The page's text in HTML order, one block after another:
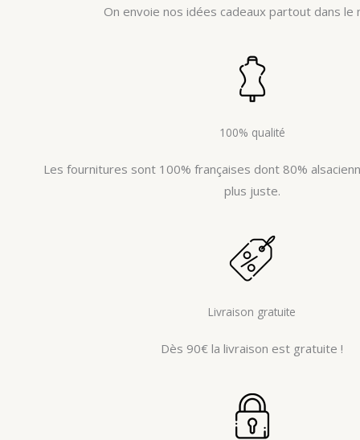
On envoie nos idées cadeaux partout dans le
100% qualité
Les fournitures sont 100% françaises dont 80%
plus juste.
Livraison gratuite
Dès 90€ la livraison est gratuite !